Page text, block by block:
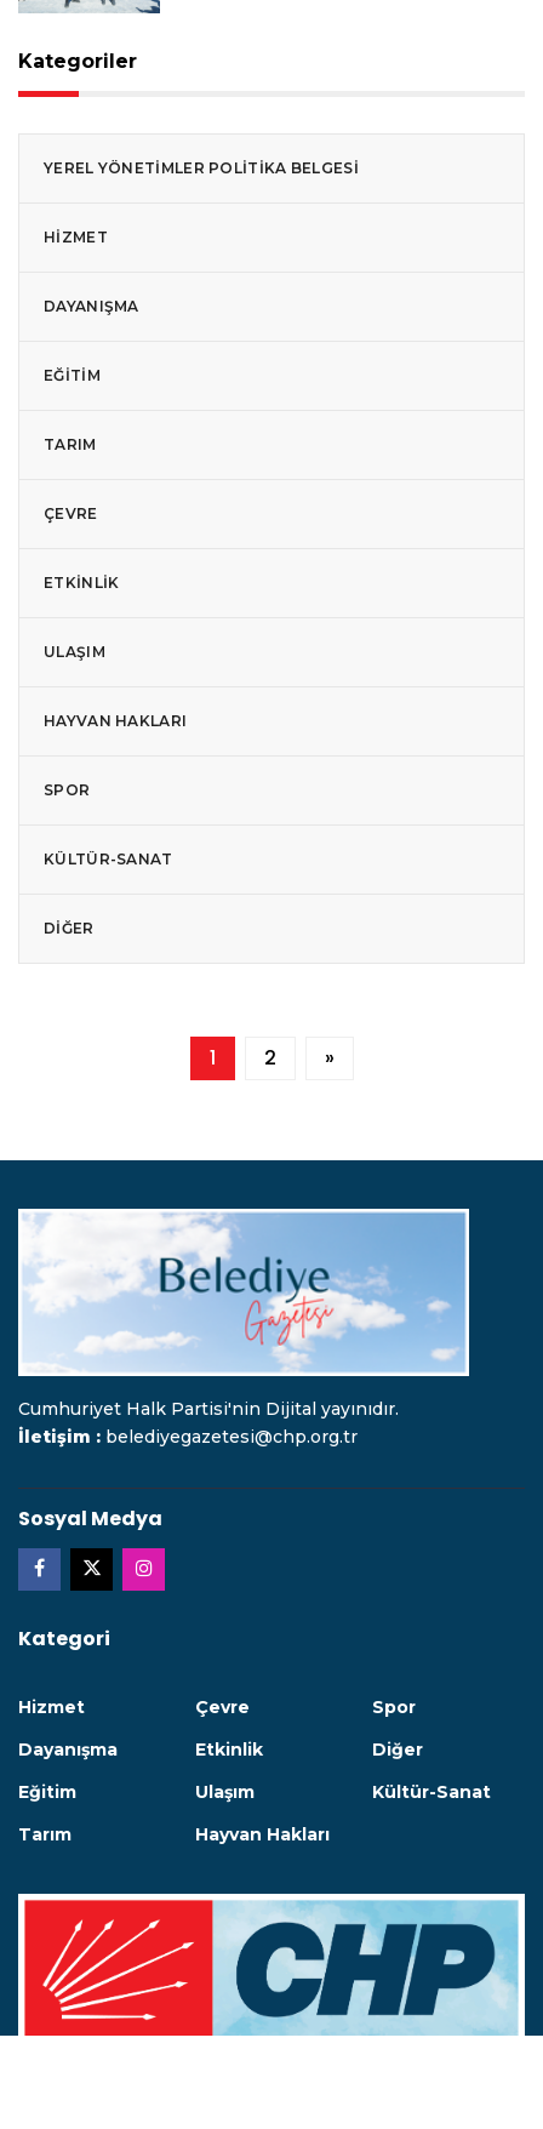
Kategoriler
YEREL YÖNETIMLER POLITIKA BELGESI
HIZMET
DAYANIŞMA
EĞITIM
TARIM
ÇEVRE
ETKINLIK
ULAŞIM
HAYVAN HAKLARI
SPOR
KÜLTÜR-SANAT
DIĞER
1 2 »
Cumhuriyet Halk Partisi'nin Dijital yayınıdır.
İletişim : belediyegazetesi@chp.org.tr
Sosyal Medya
Kategori
Hizmet
Dayanışma
Eğitim
Tarım
Çevre
Etkinlik
Ulaşım
Hayvan Hakları
Spor
Diğer
Kültür-Sanat